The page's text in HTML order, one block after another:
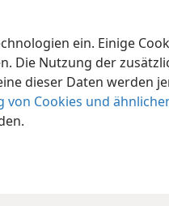
ein. Einige
Die Nutzung der
dieser Daten werden
Cookies und
Indexe
1. Johannes 3:8
Fußnoten
*
Datenschutzeinstellungen